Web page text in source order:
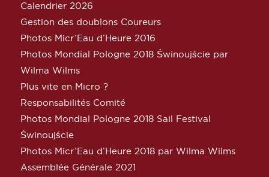
Calendrier 2026
Gestion des doublons Coureurs
Photos Micr’Eau d’Heure 2016
Photos Mondial Pologne 2018 Świnoujście par
Wilma Wilms
Plus vite en Micro ?
Responsabilités Comité
Photos Mondial Pologne 2018 Sail Festival
Świnoujście
Photos Micr’Eau d’Heure 2018 par Wilma Wilms
Assemblée Générale 2021